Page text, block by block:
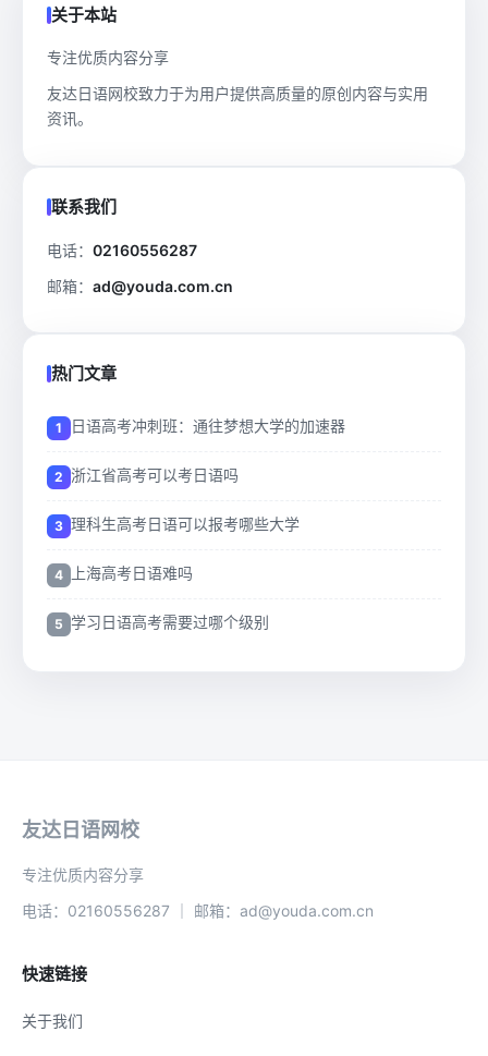
关于本站
专注优质内容分享
友达日语网校致力于为用户提供高质量的原创内容与实用
资讯。
联系我们
电话： 02160556287
邮箱： ad@youda.com.cn
热门文章
日语高考冲刺班：通往梦想大学的加速器
浙江省高考可以考日语吗
理科生高考日语可以报考哪些大学
上海高考日语难吗
学习日语高考需要过哪个级别
友达日语网校
专注优质内容分享
电话：02160556287 ｜ 邮箱：ad@youda.com.cn
快速链接
关于我们